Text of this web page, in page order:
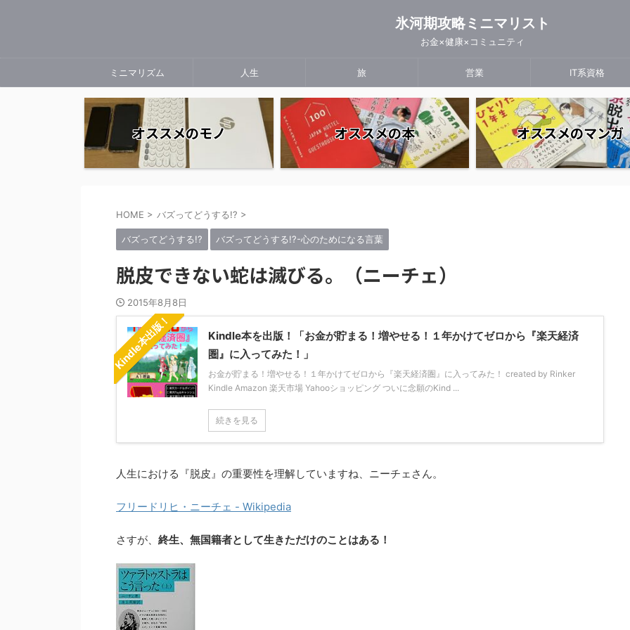
氷河期攻略ミニマリスト
お金×健康×コミュニティ
ミニマリズム 人生 旅 営業 IT系資格
オススメのモノ オススメの本 オススメのマンガ
HOME > バズってどうする!? >
バズってどうする!? バズってどうする!?-心のためになる言葉
脱皮できない蛇は滅びる。（ニーチェ）
2015年8月8日
Kindle本出版！
Kindle本を出版！「お金が貯まる！増やせる！１年かけてゼロから『楽天経済
圏』に入ってみた！」
お金が貯まる！増やせる！１年かけてゼロから『楽天経済圏』に入ってみた！ created by Rinker
Kindle Amazon 楽天市場 Yahooショッピング ついに念願のKind ...
続きを見る
人生における『脱皮』の重要性を理解していますね、ニーチェさん。
フリードリヒ・ニーチェ - Wikipedia
さすが、 終生、無国籍者として生きただけのことはある！